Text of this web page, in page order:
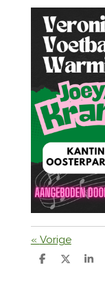
« Vorige
D
D
S